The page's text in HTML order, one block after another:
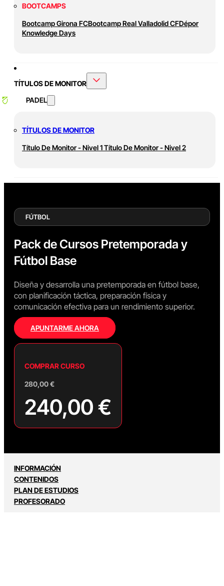
BOOTCAMPS
Bootcamp Girona FCBootcamp Real Valladolid CFDépor
Knowledge Days
TÍTULOS DE MONITOR
PADEL
TÍTULOS DE MONITOR
Título De Monitor - Nivel 1Título De Monitor - Nivel 2
FÚTBOL
Pack de Cursos Pretemporada y
Fútbol Base
Diseña y desarrolla una pretemporada en fútbol base,
con planificación táctica, preparación física y
comunicación efectiva para un rendimiento superior.
APUNTARME AHORA
COMPRAR CURSO
280,00€
240,00€
INFORMACIÓN
CONTENIDOS
PLAN DE ESTUDIOS
PROFESORADO